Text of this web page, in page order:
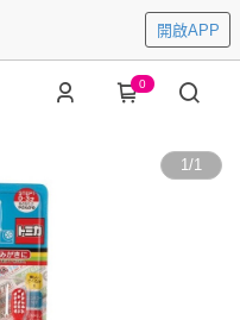
開啟APP
0
1/1